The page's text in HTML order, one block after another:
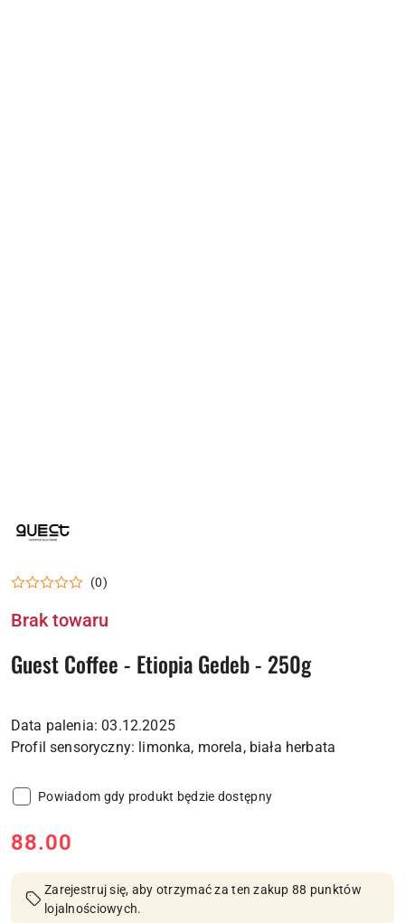
GUEST
COFFEE
(0)
Brak towaru
Guest Coffee - Etiopia Gedeb - 250g
Data palenia: 03.12.2025
Powiadom gdy produkt będzie dostępny
cena:
88.00
Zarejestruj się, aby otrzymać za ten zakup 88 punktów
lojalnościowych.